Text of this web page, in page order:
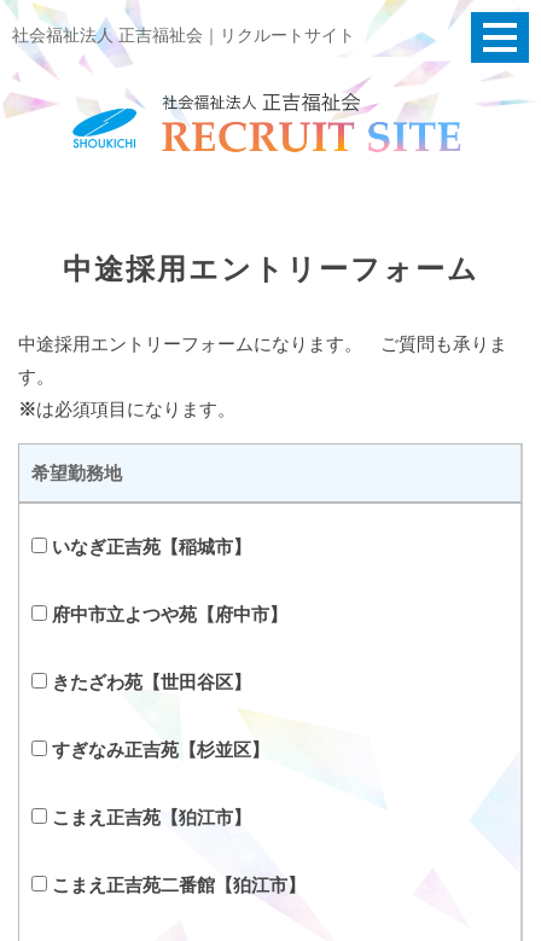
社会福祉法人 正吉福祉会｜リクルートサイト
中途採用エントリーフォーム
中途採用エントリーフォームになります。 ご質問も承りま
す。
※は必須項目になります。
希望勤務地
いなぎ正吉苑【稲城市】
府中市立よつや苑【府中市】
きたざわ苑【世田谷区】
すぎなみ正吉苑【杉並区】
こまえ正吉苑【狛江市】
こまえ正吉苑二番館【狛江市】